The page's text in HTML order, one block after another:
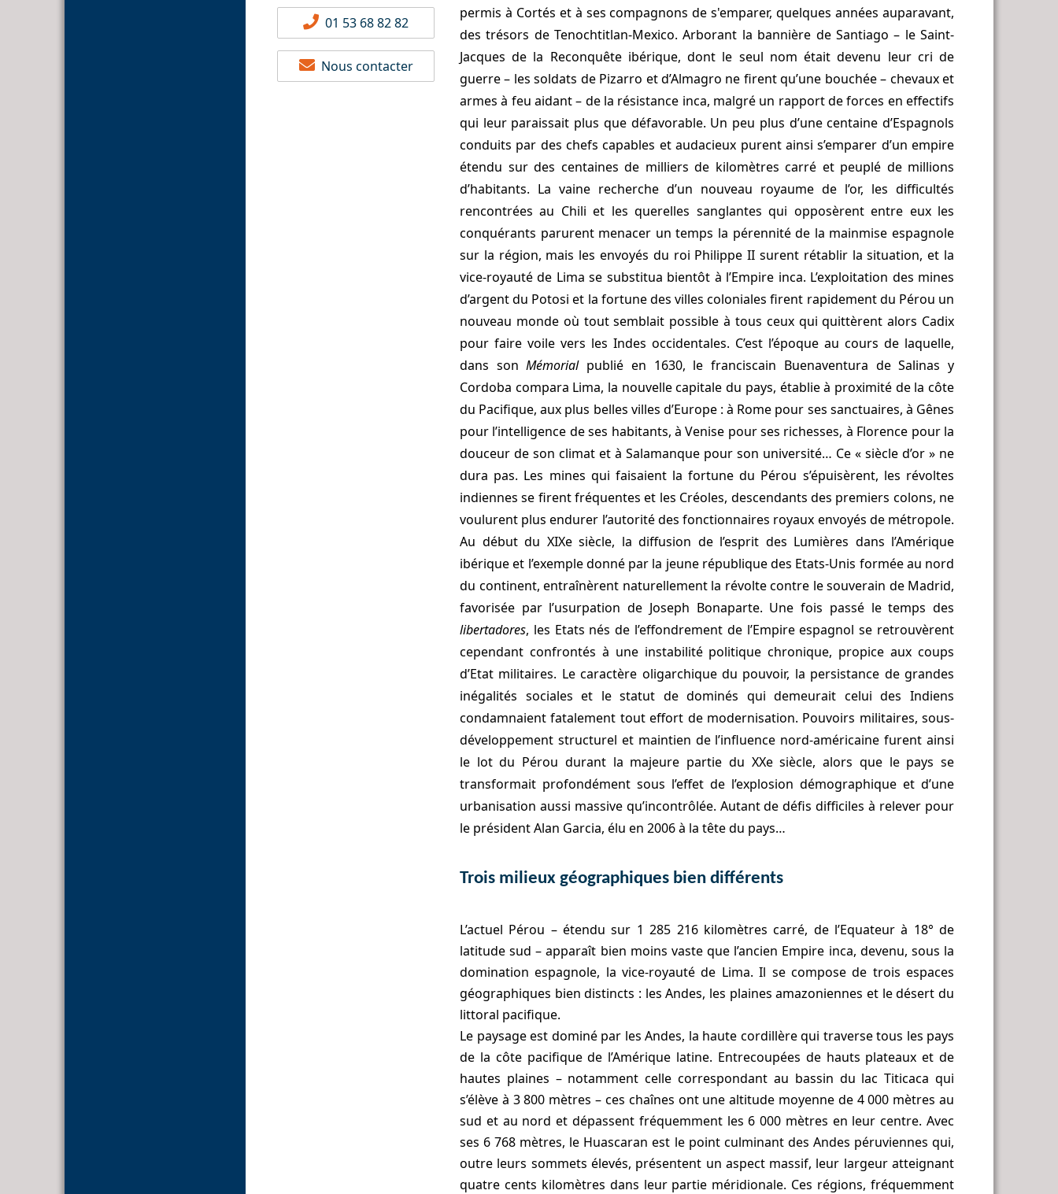
01 53 68 82 82
Nous contacter
permis à Cortés et à ses compagnons de s'emparer, quelques années auparavant,
des trésors de Tenochtitlan-Mexico. Arborant la bannière de Santiago – le Saint-
Jacques de la Reconquête ibérique, dont le seul nom était devenu leur cri de
guerre – les soldats de Pizarro et d’Almagro ne firent qu’une bouchée – chevaux et
armes à feu aidant – de la résistance inca, malgré un rapport de forces en effectifs
qui leur paraissait plus que défavorable. Un peu plus d’une centaine d’Espagnols
conduits par des chefs capables et audacieux purent ainsi s’emparer d’un empire
étendu sur des centaines de milliers de kilomètres carré et peuplé de millions
d’habitants. La vaine recherche d’un nouveau royaume de l’or, les difficultés
rencontrées au Chili et les querelles sanglantes qui opposèrent entre eux les
conquérants parurent menacer un temps la pérennité de la mainmise espagnole
sur la région, mais les envoyés du roi Philippe II surent rétablir la situation, et la
vice-royauté de Lima se substitua bientôt à l’Empire inca. L’exploitation des mines
d’argent du Potosi et la fortune des villes coloniales firent rapidement du Pérou un
nouveau monde où tout semblait possible à tous ceux qui quittèrent alors Cadix
pour faire voile vers les Indes occidentales. C’est l’époque au cours de laquelle,
dans sonMémorial publié en 1630, le franciscain Buenaventura de Salinas y
Cordoba compara Lima, la nouvelle capitale du pays, établie à proximité de la côte
du Pacifique, aux plus belles villes d’Europe : à Rome pour ses sanctuaires, à Gênes
pour l’intelligence de ses habitants, à Venise pour ses richesses, à Florence pour la
douceur de son climat et à Salamanque pour son université… Ce « siècle d’or » ne
dura pas. Les mines qui faisaient la fortune du Pérou s’épuisèrent, les révoltes
indiennes se firent fréquentes et les Créoles, descendants des premiers colons, ne
voulurent plus endurer l’autorité des fonctionnaires royaux envoyés de métropole.
Au début du XIXe siècle, la diffusion de l’esprit des Lumières dans l’Amérique
ibérique et l’exemple donné par la jeune république des Etats-Unis formée au nord
du continent, entraînèrent naturellement la révolte contre le souverain de Madrid,
favorisée par l’usurpation de Joseph Bonaparte. Une fois passé le temps des
libertadores, les Etats nés de l’effondrement de l’Empire espagnol se retrouvèrent
cependant confrontés à une instabilité politique chronique, propice aux coups
d’Etat militaires. Le caractère oligarchique du pouvoir, la persistance de grandes
inégalités sociales et le statut de dominés qui demeurait celui des Indiens
condamnaient fatalement tout effort de modernisation. Pouvoirs militaires, sous-
développement structurel et maintien de l’influence nord-américaine furent ainsi
le lot du Pérou durant la majeure partie du XXe siècle, alors que le pays se
transformait profondément sous l’effet de l’explosion démographique et d’une
urbanisation aussi massive qu’incontrôlée. Autant de défis difficiles à relever pour
le président Alan Garcia, élu en 2006 à la tête du pays…
Trois milieux géographiques bien différents
L’actuel Pérou – étendu sur 1 285 216 kilomètres carré, de l’Equateur à 18° de
latitude sud – apparaît bien moins vaste que l’ancien Empire inca, devenu, sous la
domination espagnole, la vice-royauté de Lima. Il se compose de trois espaces
géographiques bien distincts : les Andes, les plaines amazoniennes et le désert du
littoral pacifique.
Le paysage est dominé par les Andes, la haute cordillère qui traverse tous les pays
de la côte pacifique de l’Amérique latine. Entrecoupées de hauts plateaux et de
hautes plaines – notamment celle correspondant au bassin du lac Titicaca qui
s’élève à 3 800 mètres – ces chaînes ont une altitude moyenne de 4 000 mètres au
sud et au nord et dépassent fréquemment les 6 000 mètres en leur centre. Avec
ses 6 768 mètres, le Huascaran est le point culminant des Andes péruviennes qui,
outre leurs sommets élevés, présentent un aspect massif, leur largeur atteignant
quatre cents kilomètres dans leur partie méridionale. Ces régions, fréquemment